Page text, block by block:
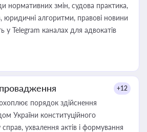
нормативних змін, судова практика,
юридичні алгоритми, правові новини
Telegram каналах для адвокатів
+12
порядок здійснення
України конституційного
ухвалення актів і формування